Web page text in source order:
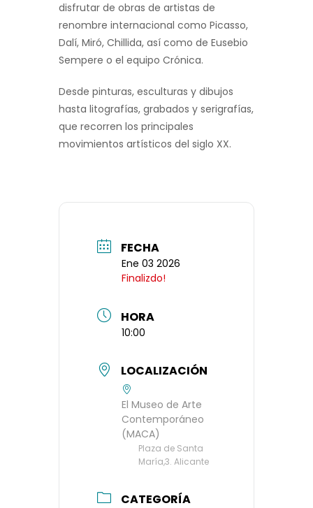
disfrutar de obras de artistas de
renombre internacional como Picasso,
Dalí, Miró, Chillida, así como de Eusebio
Sempere o el equipo Crónica.
Desde pinturas, esculturas y dibujos
hasta litografías, grabados y serigrafías,
que recorren los principales
movimientos artísticos del siglo XX.
FECHA
Ene 03 2026
Finalizdo!
HORA
10:00
LOCALIZACIÓN
El Museo de Arte
Contemporáneo
(MACA)
Plaza de Santa
María,3. Alicante
CATEGORÍA